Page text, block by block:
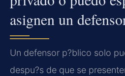
asignen un
Un defensor p?blico solo
despu?s de que se